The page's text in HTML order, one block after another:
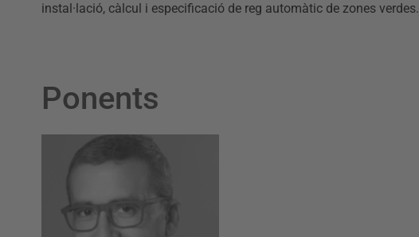
instal·lació, càlcul i especificació de reg automàtic de zones verdes.
Ponents